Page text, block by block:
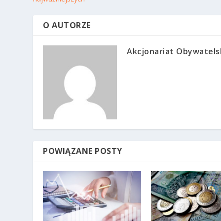
O AUTORZE
Akcjonariat
POWIĄZANE POSTY